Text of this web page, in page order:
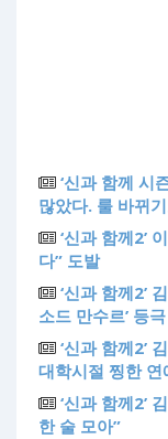
‘신과 함께 시
많았다. 룰 바뀌
‘신과 함께2’
다” 도발
‘신과 함께2’
소드 만수르’ 등극
‘신과 함께2’
대학시절 찡한 연
‘신과 함께2’
한 술 모아”